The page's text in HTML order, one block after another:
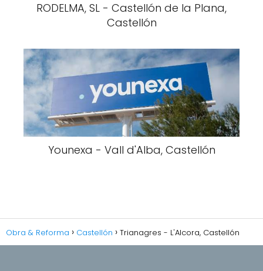
RODELMA, SL - Castellón de la Plana,
Castellón
Younexa - Vall d'Alba, Castellón
Obra & Reforma Castellón Trianagres - L'Alcora, Castellón